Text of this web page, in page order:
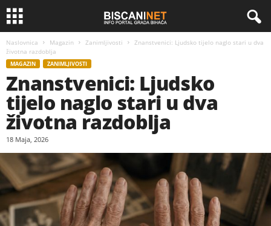
Naslovnica Magazin Zanimljivosti
Znanstvenici: Ljudsko tijelo naglo stari u dva
životna razdoblja
MAGAZIN ZANIMLJIVOSTI
Znanstvenici: Ljudsko
tijelo naglo stari u dva
životna razdoblja
18 Maja, 2026